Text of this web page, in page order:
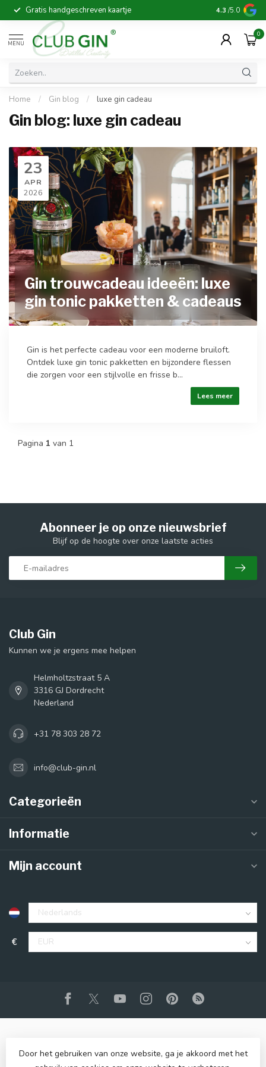
Gratis handgeschreven kaartje Voor 16:00
4.3 /5.0
MENU
0
Home / Gin blog / luxe gin cadeau
Gin blog: luxe gin cadeau
23
APR
2026
Gin trouwcadeau ideeën: luxe
gin tonic pakketten & cadeaus
Gin is het perfecte cadeau voor een moderne bruiloft.
Ontdek luxe gin tonic pakketten en bijzondere flessen
die zorgen voor een stijlvolle en frisse b...
Lees meer
Pagina 1 van 1
Abonneer je op onze nieuwsbrief
Blijf op de hoogte over onze laatste acties
Club Gin
Kunnen we je ergens mee helpen
Helmholtzstraat 5 A
3316 GJ Dordrecht
Nederland
+31 78 303 28 72
info@club-gin.nl
Categorieën
Informatie
Mijn account
€
Door het gebruiken van onze website, ga je akkoord met het